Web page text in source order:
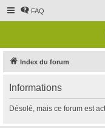
FAQ
Index du forum
Informations
Désolé, mais ce forum est